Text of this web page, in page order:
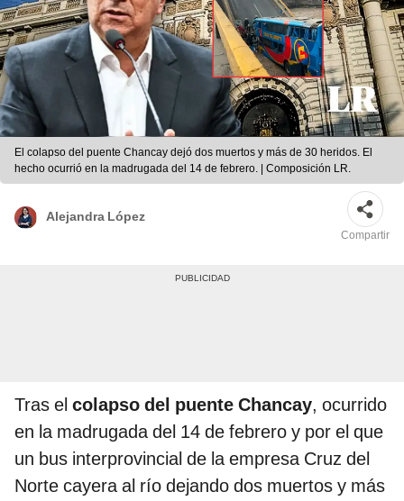
El colapso del puente Chancay dejó dos muertos y más de 30 heridos. El
hecho ocurrió en la madrugada del 14 de febrero. | Composición LR.
Alejandra López
Compartir
Tras el colapso del puente Chancay, ocurrido
en la madrugada del 14 de febrero y por el que
un bus interprovincial de la empresa Cruz del
Norte cayera al río dejando dos muertos y más